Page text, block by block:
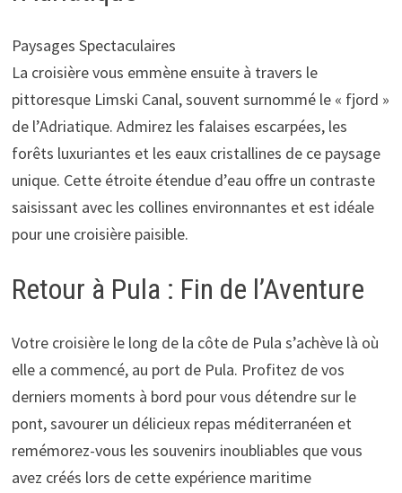
Paysages Spectaculaires
La croisière vous emmène ensuite à travers le
pittoresque Limski Canal, souvent surnommé le « fjord »
de l’Adriatique. Admirez les falaises escarpées, les
forêts luxuriantes et les eaux cristallines de ce paysage
unique. Cette étroite étendue d’eau offre un contraste
saisissant avec les collines environnantes et est idéale
pour une croisière paisible.
Retour à Pula : Fin de l’Aventure
Votre croisière le long de la côte de Pula s’achève là où
elle a commencé, au port de Pula. Profitez de vos
derniers moments à bord pour vous détendre sur le
pont, savourer un délicieux repas méditerranéen et
remémorez-vous les souvenirs inoubliables que vous
avez créés lors de cette expérience maritime